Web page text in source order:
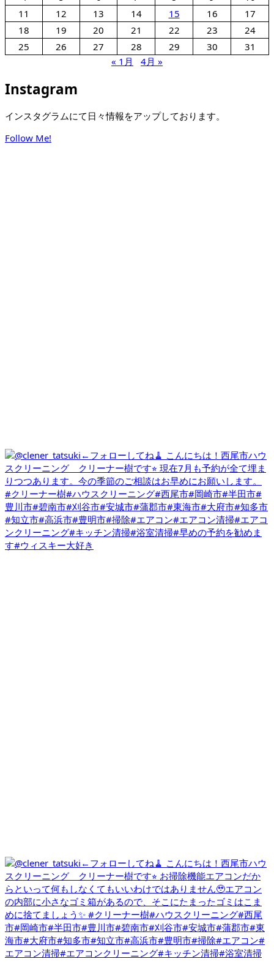
11
12 13 14 15 16
17
18
19 20 21 22 23
24
25
26 27 28 29 30
31
« 1月
4月 »
Instagram
インスタグラムにて日々情報をアップしております。
Follow Me!